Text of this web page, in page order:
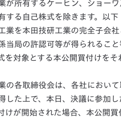
が所有するケーヒン、ショー
する自己株式を除きます。以
業を本田技研工業の完全子会
当局の許認可等が得られるこ
を対象とする本公開買付けを
各取締役会は、各社におい
した上で、本日、決議に参加
けが開始された場合、本公開